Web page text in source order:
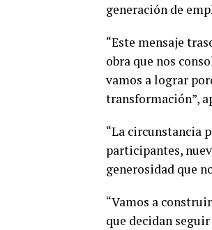
generación de
“Este mensaje
obra que nos
vamos a lograr
transformación”,
“La circunstancia
participantes,
generosidad que
“Vamos a
que decidan